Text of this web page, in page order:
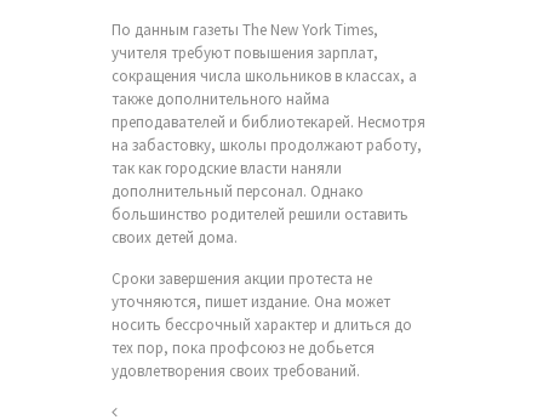
По данным газеты The New York Times,
учителя требуют повышения зарплат,
сокращения числа школьников в классах, а
также дополнительного найма
преподавателей и библиотекарей. Несмотря
на забастовку, школы продолжают работу,
так как городские власти наняли
дополнительный персонал. Однако
большинство родителей решили оставить
своих детей дома.
Сроки завершения акции протеста не
уточняются, пишет издание. Она может
носить бессрочный характер и длиться до
тех пор, пока профсоюз не добьется
удовлетворения своих требований.